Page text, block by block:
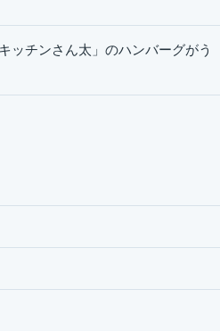
ッチンさん太」のハンバーグがう